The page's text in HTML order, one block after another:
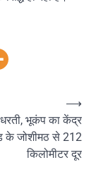
धरती, भूकंप का केंद्र
के जोशीमठ से 212
किलोमीटर दूर
⟶